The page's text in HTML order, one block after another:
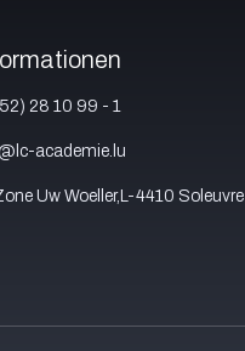
28 10 99 - 1
academie.lu
Uw Woeller,L-4410 Soleuvre